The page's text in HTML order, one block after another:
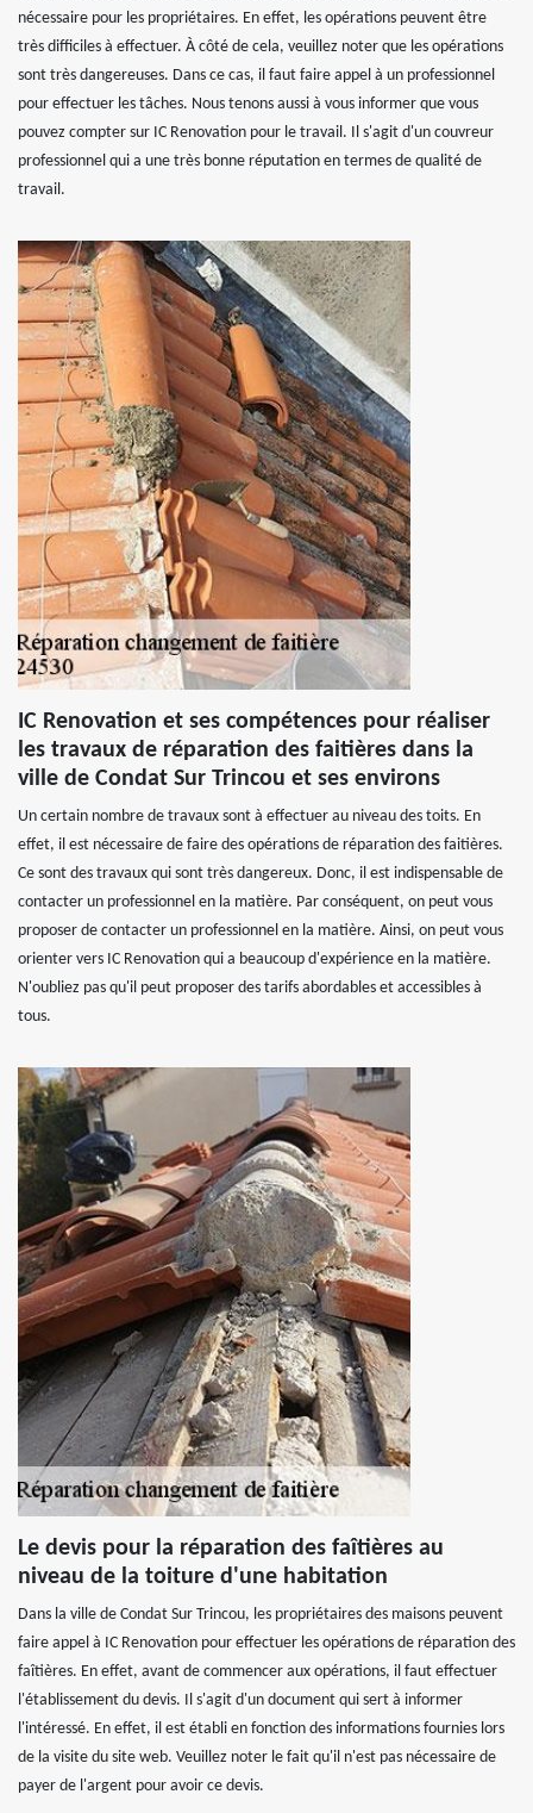
nécessaire pour les propriétaires. En effet, les opérations peuvent être
très difficiles à effectuer. À côté de cela, veuillez noter que les opérations
sont très dangereuses. Dans ce cas, il faut faire appel à un professionnel
pour effectuer les tâches. Nous tenons aussi à vous informer que vous
pouvez compter sur IC Renovation pour le travail. Il s'agit d'un couvreur
professionnel qui a une très bonne réputation en termes de qualité de
travail.
IC Renovation et ses compétences pour réaliser
les travaux de réparation des faitières dans la
ville de Condat Sur Trincou et ses environs
Un certain nombre de travaux sont à effectuer au niveau des toits. En
effet, il est nécessaire de faire des opérations de réparation des faitières.
Ce sont des travaux qui sont très dangereux. Donc, il est indispensable de
contacter un professionnel en la matière. Par conséquent, on peut vous
proposer de contacter un professionnel en la matière. Ainsi, on peut vous
orienter vers IC Renovation qui a beaucoup d'expérience en la matière.
N'oubliez pas qu'il peut proposer des tarifs abordables et accessibles à
tous.
Le devis pour la réparation des faîtières au
niveau de la toiture d'une habitation
Dans la ville de Condat Sur Trincou, les propriétaires des maisons peuvent
faire appel à IC Renovation pour effectuer les opérations de réparation des
faîtières. En effet, avant de commencer aux opérations, il faut effectuer
l'établissement du devis. Il s'agit d'un document qui sert à informer
l'intéressé. En effet, il est établi en fonction des informations fournies lors
de la visite du site web. Veuillez noter le fait qu'il n'est pas nécessaire de
payer de l'argent pour avoir ce devis.